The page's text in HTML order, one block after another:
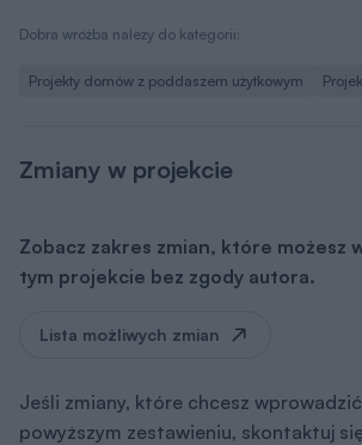
Dobra wróżba należy do kategorii:
Projekty domów z poddaszem użytkowym
Zmiany w projekcie
Zobacz zakres zmian, które możesz
tym projekcie bez zgody autora.
Lista możliwych zmian
Jeśli zmiany, które chcesz
powyższym zestawieniu, skontaktuj